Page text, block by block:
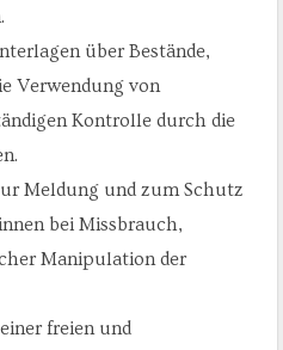
über Bestände,
Verwendung von
Kontrolle durch die
Meldung und zum Schutz
bei Missbrauch,
Manipulation der
freien und